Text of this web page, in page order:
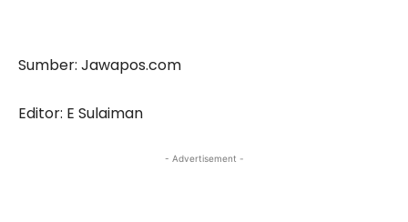
Sumber: Jawapos.com
Editor: E Sulaiman
- Advertisement -